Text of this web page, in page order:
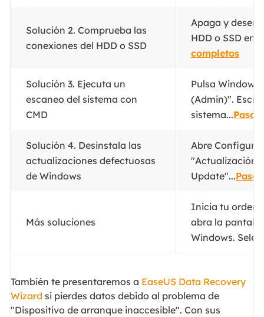
Solución 2. Comprueba las
conexiones del HDD o SSD
Apaga y
HDD o SSD en
completos
Solución 3. Ejecuta un
escaneo del sistema con
CMD
Pulsa Windows
(Admin)".
sistema...
Solución 4. Desinstala las
actualizaciones defectuosas
de Windows
Abre
"Actualización
Update"...
Más soluciones
Inicia tu
abra la
Windows.
También te presentaremos a EaseUS Data Recovery
Wizard si pierdes datos debido al problema de
"Dispositivo de arranque inaccesible". Con sus